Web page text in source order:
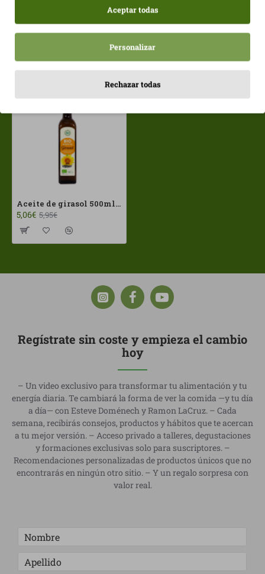
Vistos recientemente Más vistos
Aceite de girasol 500ml SolNatural ECO
5,06€ 5,95€
Regístrate sin coste y empieza el cambio
hoy
– Un video exclusivo para transformar tu alimentación y tu
energía diaria. Te cambiará la forma de ver la comida —y tu día
a día— con Esteve Doménech y Ramon LaCruz. – Cada
semana, recibirás consejos, productos y hábitos que te acercan
a tu mejor versión. – Acceso privado a talleres, degustaciones
y formaciones exclusivas solo para suscriptores. –
Recomendaciones personalizadas de productos únicos que no
encontrarás en ningún otro sitio. – Y un regalo sorpresa con
valor real.
Aceptar todas
Personalizar
Rechazar todas